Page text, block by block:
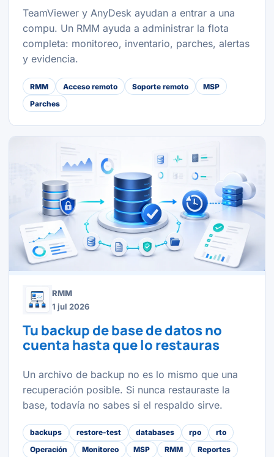
TeamViewer y AnyDesk ayudan a entrar a una
compu. Un RMM ayuda a administrar la flota
completa: monitoreo, inventario, parches, alertas
y evidencia.
RMM Acceso remoto Soporte remoto
MSP
Parches
RMM
1 jul 2026
Tu backup de base de datos no
cuenta hasta que lo restauras
Un archivo de backup no es lo mismo que una
recuperación posible. Si nunca restauraste la
base, todavía no sabes si el respaldo sirve.
backups restore-test databases rpo
rto
Operación
Monitoreo MSP RMM Reportes